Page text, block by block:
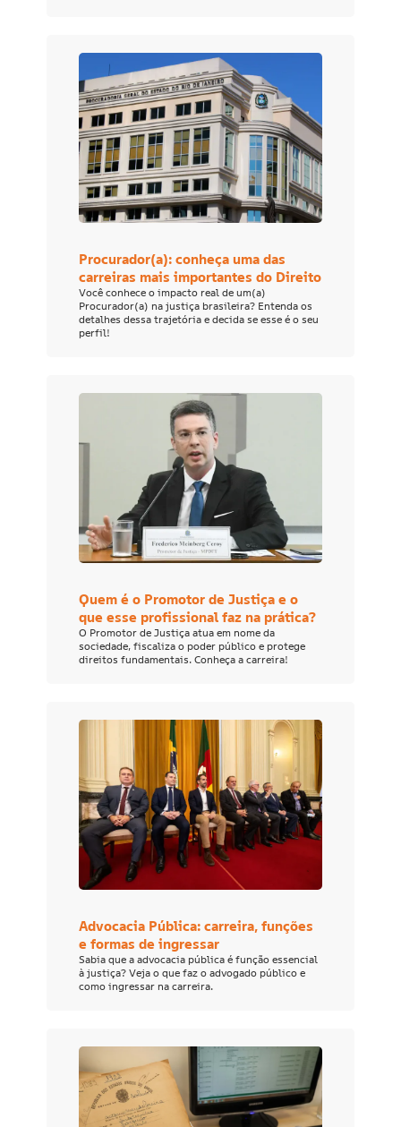
Procurador(a): conheça uma das
carreiras mais importantes do Direito
Você conhece o impacto real de um(a)
Procurador(a) na justiça brasileira? Entenda os
detalhes dessa trajetória e decida se esse é o seu
perfil!
Quem é o Promotor de Justiça e o
que esse profissional faz na prática?
O Promotor de Justiça atua em nome da
sociedade, fiscaliza o poder público e protege
direitos fundamentais. Conheça a carreira!
Advocacia Pública: carreira, funções
e formas de ingressar
Sabia que a advocacia pública é função essencial
à justiça? Veja o que faz o advogado público e
como ingressar na carreira.